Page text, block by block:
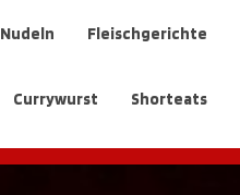
Nudeln Fleischgerichte
Currywurst Shorteats